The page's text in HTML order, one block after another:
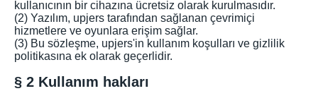
kullanıcının bir cihazına ücretsiz olarak kurulmasıdır.
(2) Yazılım, upjers tarafından sağlanan çevrimiçi
hizmetlere ve oyunlara erişim sağlar.
(3) Bu sözleşme, upjers'in kullanım koşulları ve gizlilik
politikasına ek olarak geçerlidir.
§ 2 Kullanım hakları